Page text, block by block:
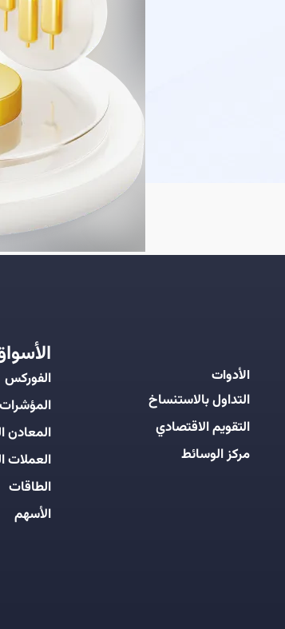
الأدوات
التداول بالاستنساخ
التقويم الاقتصادي
مركز الوسائط
الفوركس
المؤشرات
المعادن
العملات
الطاقات
الأسهم